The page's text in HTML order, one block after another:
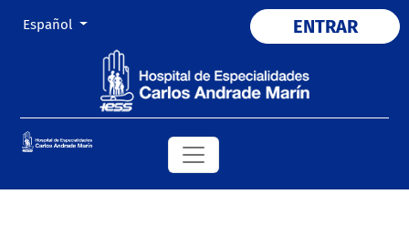
Cambiar el idioma. El actual es:
Español ENTRAR